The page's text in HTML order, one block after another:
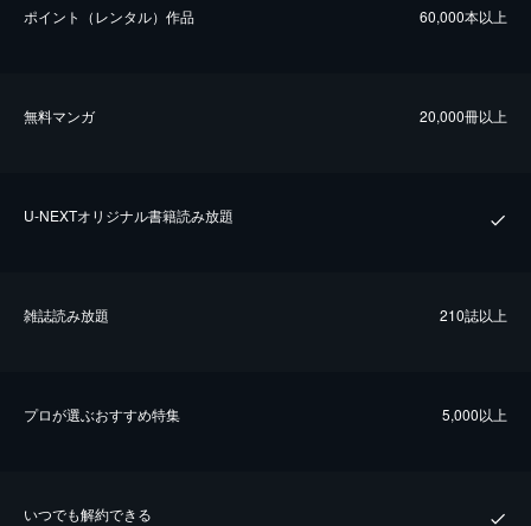
ポイント（レンタル）作品 60,000本以上
無料マンガ 20,000冊以上
U-NEXTオリジナル書籍読み放題
雑誌読み放題 210誌以上
プロが選ぶおすすめ特集 5,000以上
いつでも解約できる